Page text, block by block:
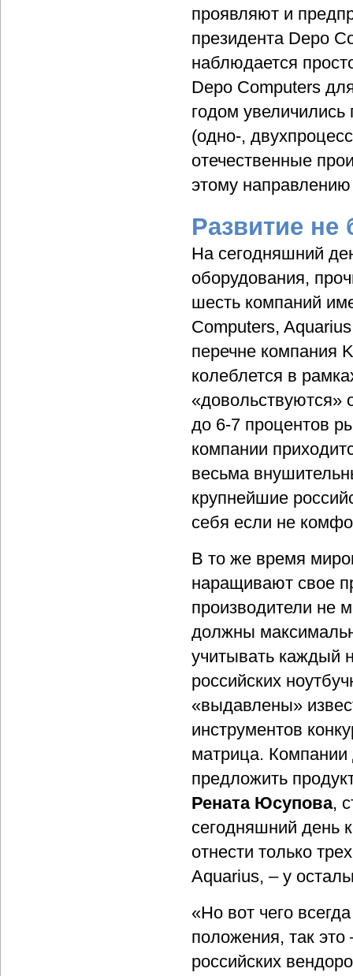
проявляют и
президента Depo
наблюдается
Depo Computers
годом увеличились
(одно-,
отечественные
этому направлению
Развитие не
На сегодняшний
оборудования,
шесть компаний
Computers,
перечне компания
колеблется в
до 6-7 процентов
компании
весьма
крупнейшие
себя если не
В то же время
наращивают свое
производители не
должны
учитывать каждый
российских
«выдавлены»
инструментов
матрица.
предложить
Рената Юсупова,
сегодняшний день
отнести только
Aquarius, – у
«Но вот чего
положения, так
российских